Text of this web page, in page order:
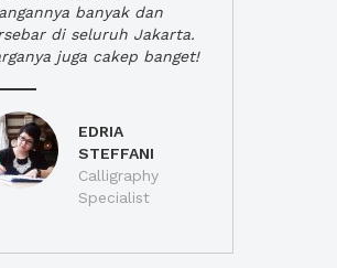
banyak dan
di seluruh Jakarta.
juga cakep banget!
EDRIA
STEFFANI
Calligraphy
Specialist